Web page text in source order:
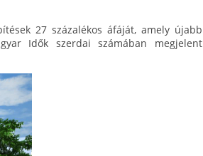
27 százalékos áfáját, amely újabb
Idők szerdai számában megjelent